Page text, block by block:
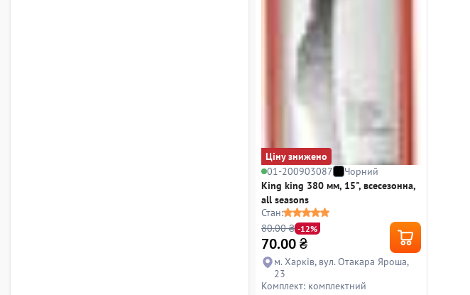
Ціну знижено
01-200903087
Чорний
King king 380 мм, 15", всесезонна,
all seasons
Стан:
80.00 ₴ -12%
70.00₴
м. Харків, вул. Отакара Яроша,
23
Комплект: комплектний